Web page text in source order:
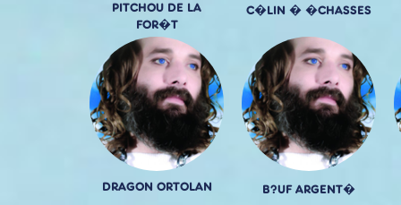
PITCHOU DE LA
FOR�T
C�LIN � �CHASSES
DRAGON ORTOLAN B?UF ARGENT�